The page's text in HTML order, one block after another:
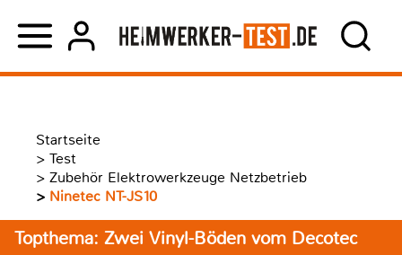
Startseite
> Test
> Zubehör Elektrowerkzeuge Netzbetrieb
> Ninetec NT-JS10
Topthema: Zwei Vinyl-Böden vom Decotec